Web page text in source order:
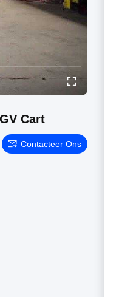
Cart
Contacteer Ons